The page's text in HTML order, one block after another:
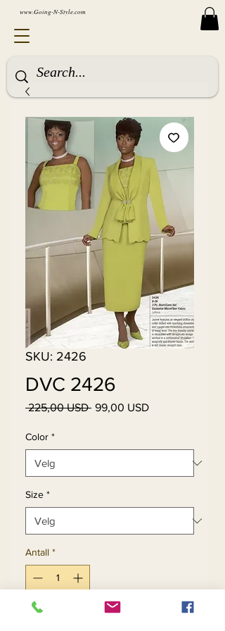
www.Going-N-Style.com
SKU: 2426
DVC 2426
225,00 USD Vanlig
99,00 USDSalgspris
Color *
Size *
Antall *